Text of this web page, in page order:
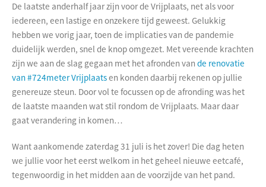
De laatste anderhalf jaar zijn voor de Vrijplaats, net als voor
iedereen, een lastige en onzekere tijd geweest. Gelukkig
hebben we vorig jaar, toen de implicaties van de pandemie
duidelijk werden, snel de knop omgezet. Met vereende krachten
zijn we aan de slag gegaan met het afronden van de renovatie
van #724meter Vrijplaatsen konden daarbij rekenen op jullie
genereuze steun. Door vol te focussen op de afronding was het
de laatste maanden wat stil rondom de Vrijplaats. Maar daar
gaat verandering in komen…
Want aankomende zaterdag 31 juli is het zover! Die dag heten
we jullie voor het eerst welkom in het geheel nieuwe eetcafé,
tegenwoordig in het midden aan de voorzijde van het pand.